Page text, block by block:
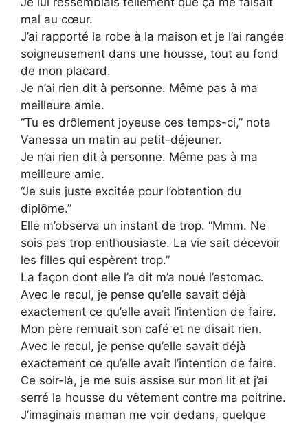
mal au cœur.
J’ai rapporté la robe à la maison et je l’ai rangée
soigneusement dans une housse, tout au fond
de mon placard.
Je n’ai rien dit à personne. Même pas à ma
meilleure amie.
“Tu es drôlement joyeuse ces temps-ci,” nota
Vanessa un matin au petit-déjeuner.
Je n’ai rien dit à personne. Même pas à ma
meilleure amie.
“Je suis juste excitée pour l’obtention du
diplôme.”
Elle m’observa un instant de trop. “Mmm. Ne
sois pas trop enthousiaste. La vie sait décevoir
les filles qui espèrent trop.”
La façon dont elle l’a dit m’a noué l’estomac.
Avec le recul, je pense qu’elle savait déjà
exactement ce qu’elle avait l’intention de faire.
Mon père remuait son café et ne disait rien.
Avec le recul, je pense qu’elle savait déjà
exactement ce qu’elle avait l’intention de faire.
Ce soir-là, je me suis assise sur mon lit et j’ai
serré la housse du vêtement contre ma poitrine.
J’imaginais maman me voir dedans, quelque